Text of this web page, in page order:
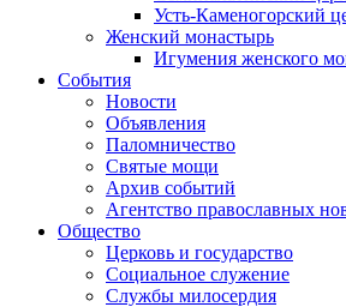
Усть-Каменогорский
Женский монастырь
Игумения женского
События
Новости
Объявления
Паломничество
Святые мощи
Архив событий
Агентство православных
Общество
Церковь и государство
Социальное служение
Службы милосердия